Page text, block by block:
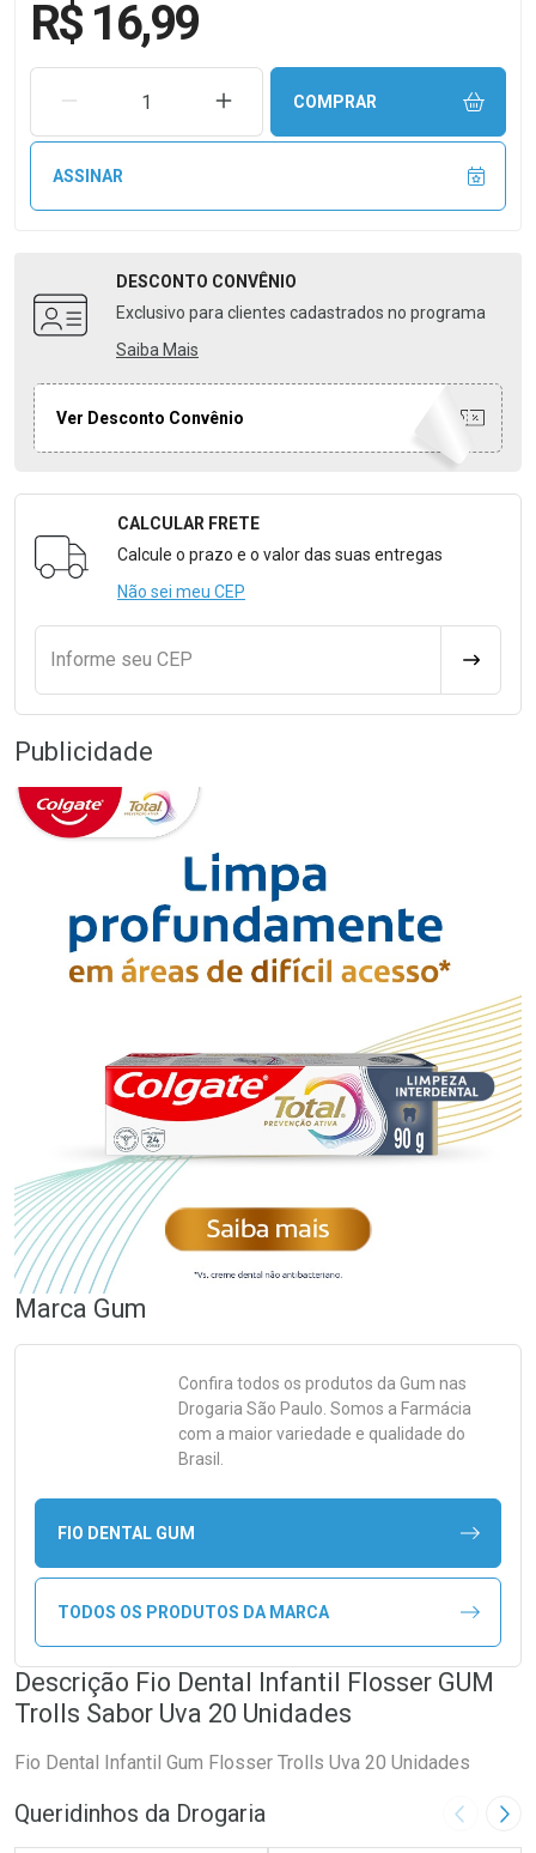
R$ 16,99
REMOVER UMA UNIDADEAUMENTAR UMA UNIDADE
COMPRAR
ASSINAR
DESCONTO CONVÊNIO
Exclusivo para clientes cadastrados no programa
Saiba Mais
Ver Desconto Convênio
Formulário para Calcular o Frete
CALCULAR FRETE
Calcule o prazo e o valor das suas entregas
Não sei meu CEP
Informe seu CEP
Publicidade
Marca Gum
Confira todos os produtos da Gum nas
Drogaria São Paulo. Somos a Farmácia
com a maior variedade e qualidade do
Brasil.
FIO DENTAL GUM
TODOS OS PRODUTOS DA MARCA
Descrição Fio Dental Infantil Flosser GUM
Trolls Sabor Uva 20 Unidades
Fio Dental Infantil Gum Flosser Trolls Uva 20 Unidades
Queridinhos da Drogaria Imagem